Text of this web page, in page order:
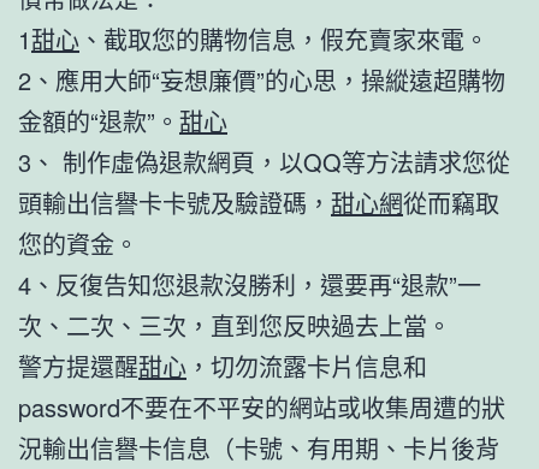
1甜心 、截取您的購物信息，假充賣家來電。
2、應用大師“妄想廉價”的心思，操縱遠超購物
金額的“退款”。 甜心
3、 制作虛偽退款網頁，以QQ等方法請求您從
頭輸出信譽卡卡號及驗證碼， 甜心網從而竊取
您的資金。
4、反復告知您退款沒勝利，還要再“退款”一
次、二次、三次，直到您反映過去上當。
警方提還醒甜心 ，切勿流露卡片信息和
password不要在不平安的網站或收集周遭的狀
況輸出信譽卡信息（卡號、有用期、卡片後背